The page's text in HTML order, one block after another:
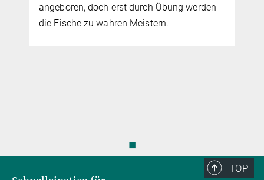
angeboren, doch erst durch Übung werden
die Fische zu wahren Meistern.
◼
TOP